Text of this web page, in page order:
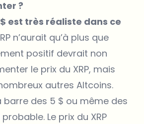
?
$ est très réaliste dans ce
n’aurait qu’à plus que
positif devrait non
le prix du XRP, mais
autres Altcoins.
barre des 5 $ ou même des
Le prix du XRP